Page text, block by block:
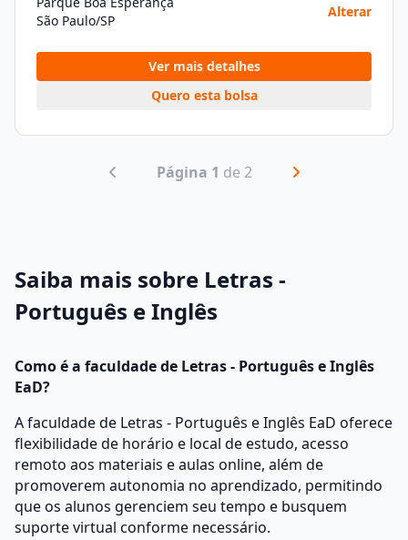
São Paulo/SP
Alterar
Ver mais detalhes
Quero esta bolsa
Página 1 de 2
Saiba mais sobre Letras -
Português e Inglês
Como é a faculdade de Letras - Português e Inglês
EaD?
A faculdade de Letras - Português e Inglês EaD oferece
flexibilidade de horário e local de estudo, acesso
remoto aos materiais e aulas online, além de
promoverem autonomia no aprendizado, permitindo
que os alunos gerenciem seu tempo e busquem
suporte virtual conforme necessário.